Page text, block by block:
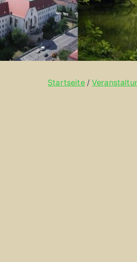
Startseite